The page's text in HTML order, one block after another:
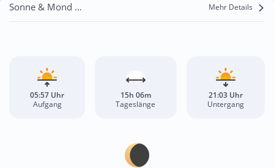
Sonne & Mond Retzerheide Mehr Details
05:57 Uhr
Aufgang
15h 06m
Tageslänge
21:03 Uhr
Untergang